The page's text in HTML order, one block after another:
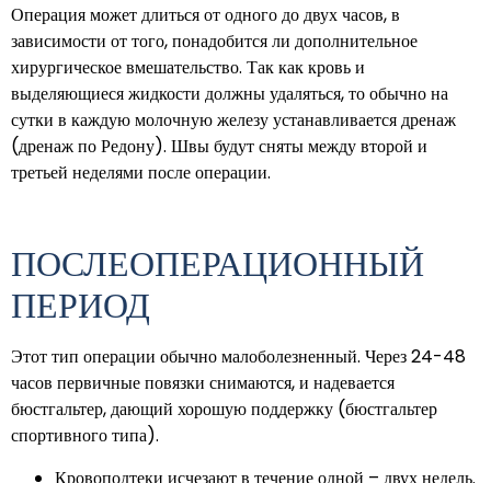
Операция может длиться от одного до двух часов, в
зависимости от того, понадобится ли дополнительное
хирургическое вмешательство. Так как кровь и
выделяющиеся жидкости должны удаляться, то обычно на
сутки в каждую молочную железу устанавливается дренаж
(дренаж по Редону). Швы будут сняты между второй и
третьей неделями после операции.
ПОСЛЕОПЕРАЦИОННЫЙ
ПЕРИОД
Этот тип операции обычно малоболезненный. Через 24-48
часов первичные повязки снимаются, и надевается
бюстгальтер, дающий хорошую поддержку (бюстгальтер
спортивного типа).
Кровоподтеки исчезают в течение одной – двух недель.